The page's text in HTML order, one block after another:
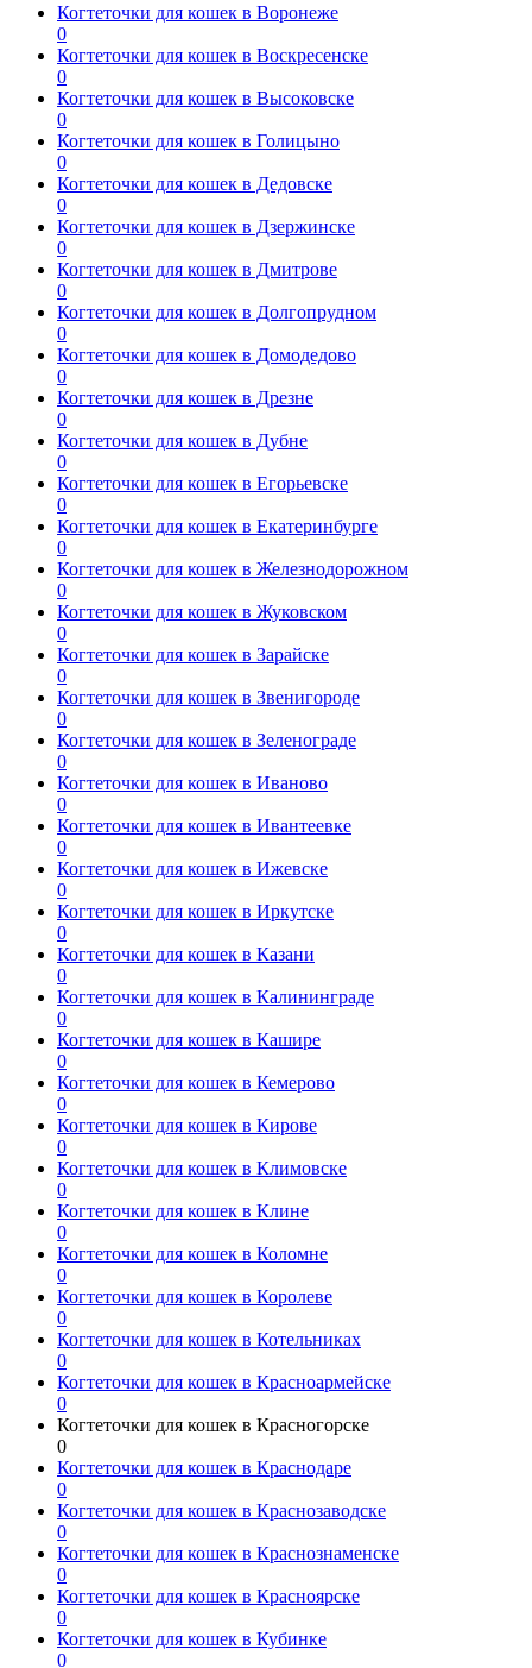
Когтеточки для кошек в Воронеже
0
Когтеточки для кошек в Воскресенске
0
Когтеточки для кошек в Высоковске
0
Когтеточки для кошек в Голицыно
0
Когтеточки для кошек в Дедовске
0
Когтеточки для кошек в Дзержинске
0
Когтеточки для кошек в Дмитрове
0
Когтеточки для кошек в Долгопрудном
0
Когтеточки для кошек в Домодедово
0
Когтеточки для кошек в Дрезне
0
Когтеточки для кошек в Дубне
0
Когтеточки для кошек в Егорьевске
0
Когтеточки для кошек в Екатеринбурге
0
Когтеточки для кошек в Железнодорожном
0
Когтеточки для кошек в Жуковском
0
Когтеточки для кошек в Зарайске
0
Когтеточки для кошек в Звенигороде
0
Когтеточки для кошек в Зеленограде
0
Когтеточки для кошек в Иваново
0
Когтеточки для кошек в Ивантеевке
0
Когтеточки для кошек в Ижевске
0
Когтеточки для кошек в Иркутске
0
Когтеточки для кошек в Казани
0
Когтеточки для кошек в Калининграде
0
Когтеточки для кошек в Кашире
0
Когтеточки для кошек в Кемерово
0
Когтеточки для кошек в Кирове
0
Когтеточки для кошек в Климовске
0
Когтеточки для кошек в Клине
0
Когтеточки для кошек в Коломне
0
Когтеточки для кошек в Королеве
0
Когтеточки для кошек в Котельниках
0
Когтеточки для кошек в Красноармейске
0
Когтеточки для кошек в Красногорске
0
Когтеточки для кошек в Краснодаре
0
Когтеточки для кошек в Краснозаводске
0
Когтеточки для кошек в Краснознаменске
0
Когтеточки для кошек в Красноярске
0
Когтеточки для кошек в Кубинке
0